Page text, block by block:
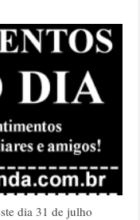
dia 31 de julho